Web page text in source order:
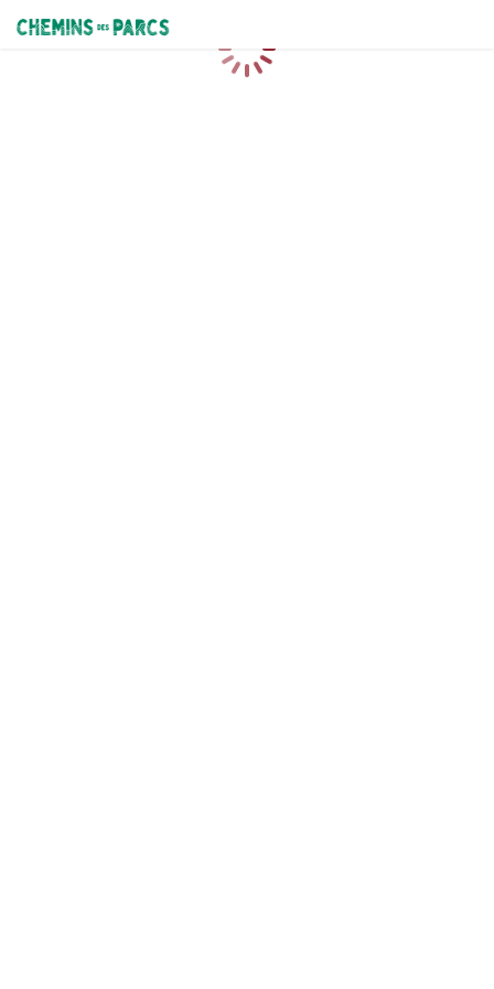
Chemins des Parcs
Chargement